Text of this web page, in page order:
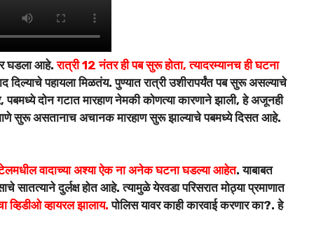
घडला आहे.रात्री 12 नंतर ही पब सुरू होता, त्यादरम्यानच ही घटना
दिल्याचे पहायला मिळतंय. पुण्यात रात्री उशीरापर्यंत पब सुरू असल्याचे
दोन गटात मारहाण नेमकी कोणत्या कारणाने झाली, हे अजूनही
सुरू असतानाच अचानक मारहाण सुरू झाल्याचे पबमध्ये दिसत आहे.
वादाच्या अश्या ऐक ना अनेक घटना घडल्या आहेत. याबाबत
दुर्लक्ष होत आहे. त्यामुळे येरवडा परिसरात मोठ्या प्रमाणात
व्हिडीओ व्हायरल झालाय. पोलिस यावर काही कारवाई करणार का?. हे